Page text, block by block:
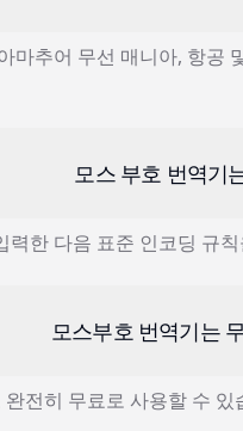
마추어 무선 매니아, 항
모스 부호 번역기
한 다음 표준 인코딩 규
모스부호 번역기는
전히 무료로 사용할 수 있